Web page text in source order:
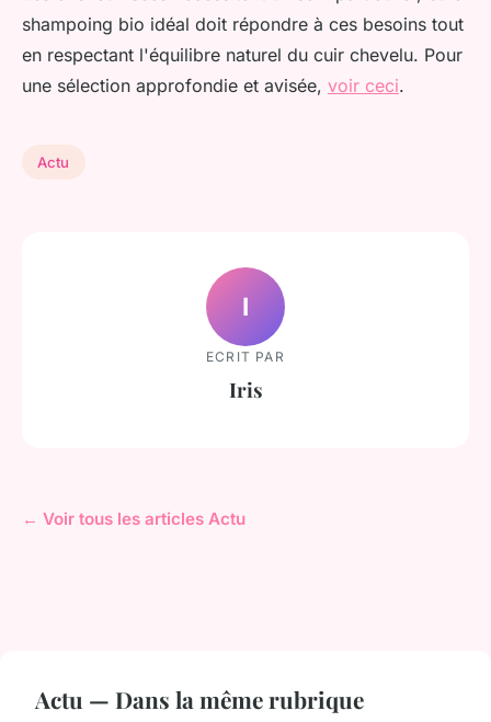
shampoing bio idéal doit répondre à ces besoins tout
en respectant l'équilibre naturel du cuir chevelu. Pour
une sélection approfondie et avisée, voir ceci.
Actu
I
ECRIT PAR
Iris
← Voir tous les articles Actu
Actu — Dans la même rubrique